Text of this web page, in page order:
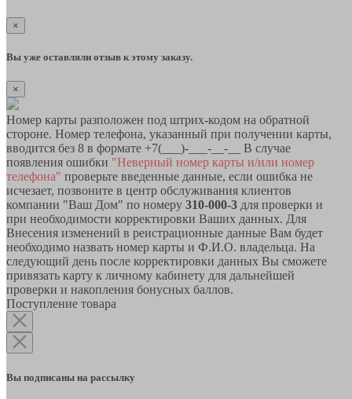
×
Вы уже оставляли отзыв к этому заказу.
×
Номер карты разположен под штрих-кодом на обратной
стороне. Номер телефона, указанный при получении карты,
вводится без 8 в формате +7(___)-___-__-__ В случае
появления ошибки "Неверный номер карты и/или номер
телефона" проверьте введенные данные, если ошибка не
исчезает, позвоните в центр обслуживания клиентов
компании "Ваш Дом" по номеру 310-000-3 для проверки и
при необходимости корректировки Ваших данных. Для
Внесения изменений в реистрационные данные Вам будет
необходимо назвать номер карты и Ф.И.О. владельца. На
следующий день после корректировки данных Вы сможете
привязать карту к личному кабинету для дальнейшей
проверки и накопления бонусных баллов.
Поступление товара
Вы подписаны на рассылку